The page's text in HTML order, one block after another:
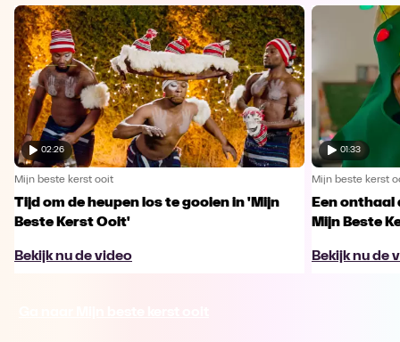
02:26
Mijn beste kerst ooit
Tijd om de heupen los te gooien in 'Mijn
Beste Kerst Ooit'
Bekijk nu de video
01:33
Mijn beste kerst
Een
Mijn Beste
Bekijk nu de